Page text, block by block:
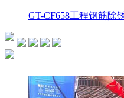
GT-CF658工程钢筋除